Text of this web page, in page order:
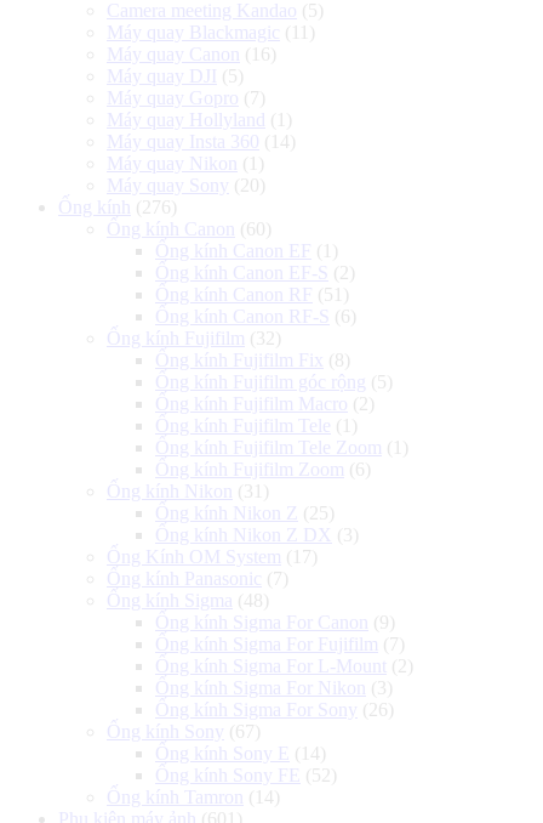
Camera meeting Kandao (5)
Máy quay Blackmagic (11)
Máy quay Canon
(16)
Máy quay DJI (5)
Máy quay Gopro (7)
Máy quay Hollyland
(1)
Máy quay Insta 360 (14)
Máy quay Nikon
(1)
Máy quay Sony (20)
Ống kính
(276)
Ống kính Canon
(60)
Ống kính Canon EF
(1)
Ống kính Canon EF-S (2)
Ống kính Canon RF
(51)
Ống kính Canon RF-S (6)
Ống kính Fujifilm (32)
Ống kính Fujifilm Fix (8)
Ống kính Fujifilm góc rộng (5)
Ống kính Fujifilm Macro (2)
Ống kính Fujifilm Tele (1)
Ống kính Fujifilm Tele Zoom (1)
Ống kính Fujifilm Zoom (6)
Ống kính Nikon
(31)
Ống kính Nikon Z (25)
Ống kính Nikon Z DX (3)
Ống Kính OM System (17)
Ống kính Panasonic (7)
Ống kính Sigma (48)
Ống kính Sigma For Canon
(9)
Ống kính Sigma For Fujifilm (7)
Ống kính Sigma For L-Mount (2)
Ống kính Sigma For Nikon
(3)
Ống kính Sigma For Sony (26)
Ống kính Sony (67)
Ống kính Sony E
(14)
Ống kính Sony FE
(52)
Ống kính Tamron
(14)
Phụ kiện máy ảnh
(601)